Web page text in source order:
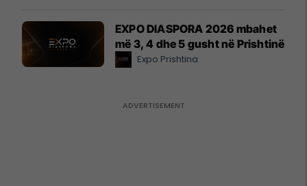
EXPO DIASPORA 2026 mbahet
më 3, 4 dhe 5 gusht në Prishtinë
Expo Prishtina